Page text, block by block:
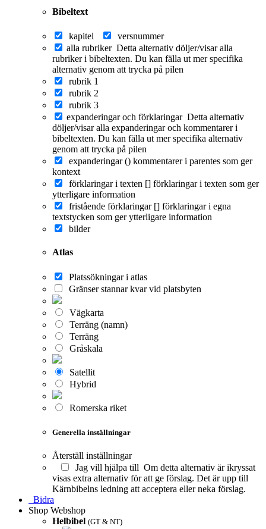
Bibeltext
kapitel
versnummer
alla rubriker Detta alternativ döljer/visar alla
rubriker i bibeltexten. Du kan fälla ut mer specifika
alternativ genom att trycka på pilen
rubrik 1
rubrik 2
rubrik 3
expanderingar och förklaringar Detta alternativ
döljer/visar alla expanderingar och kommentarer i
bibeltexten. Du kan fälla ut mer specifika alternativ
genom att trycka på pilen
expanderingar () kommentarer i parentes som ger
kontext
förklaringar i texten [] förklaringar i texten som ger
ytterligare information
fristående förklaringar [] förklaringar i egna
textstycken som ger ytterligare information
bilder
Atlas
Platssökningar i atlas
Gränser stannar kvar vid platsbyten
Vägkarta
Terräng (namn)
Terräng
Gråskala
Satellit
Hybrid
Romerska riket
Generella inställningar
Återställ inställningar
Jag vill hjälpa till Om detta alternativ är ikryssat
visas extra alternativ för att ge förslag. Det är upp till
Kärnbibelns ledning att acceptera eller neka förslag.
Bidra
Shop Webshop
Helbibel (GT & NT)